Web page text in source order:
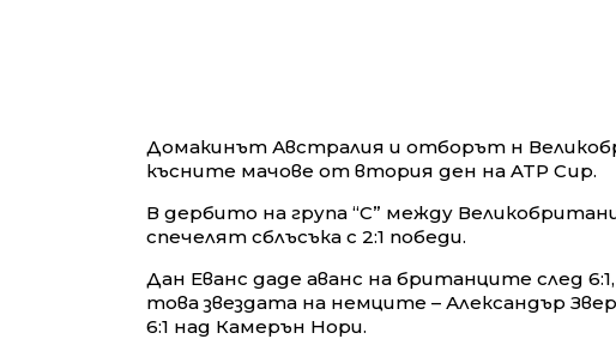
Домакинът Австралия и отборът н
късните мачове от втория ден на ATP Cup.
В дербито на група “С” между
спечелят сблъсъка с 2:1 победи.
Дан Еванс даде аванс на британците след
това звездата на немците – Александър
6:1 над Камерън Нори.